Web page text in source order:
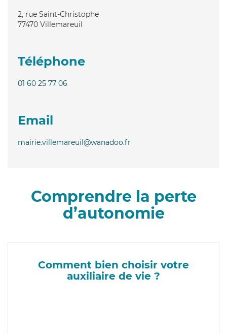
2, rue Saint-Christophe
77470 Villemareuil
Téléphone
01 60 25 77 06
Email
mairie.villemareuil@wanadoo.fr
Comprendre la perte
d’autonomie
Comment bien choisir votre
auxiliaire de vie ?